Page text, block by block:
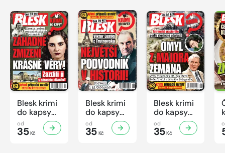
Blesk krimi
do kapsy
č.7/2026
od
35Kč
Blesk krimi
do kapsy
č.6/2026
od
35Kč
Blesk krimi
do kapsy
č.5/2026
od
35Kč